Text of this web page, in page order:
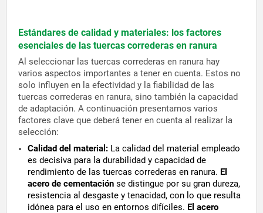
Estándares de calidad y materiales: los factores
esenciales de las tuercas correderas en ranura
Al seleccionar las tuercas correderas en ranura hay
varios aspectos importantes a tener en cuenta. Estos no
solo influyen en la efectividad y la fiabilidad de las
tuercas correderas en ranura, sino también la capacidad
de adaptación. A continuación presentamos varios
factores clave que deberá tener en cuenta al realizar la
selección:
Calidad del material: La calidad del material empleado
es decisiva para la durabilidad y capacidad de
rendimiento de las tuercas correderas en ranura. El
acero de cementación se distingue por su gran dureza,
resistencia al desgaste y tenacidad, con lo que resulta
idónea para el uso en entornos difíciles. El acero